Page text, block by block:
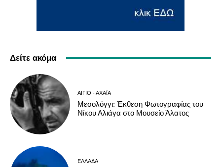
Δείτε ακόμα
ΑΊΓΙΟ - ΑΧΑΪ́Α
Μεσολόγγι: Έκθεση Φωτογραφίας του
Νίκου Αλιάγα στο Μουσείο Άλατος
ΕΛΛΆΔΑ